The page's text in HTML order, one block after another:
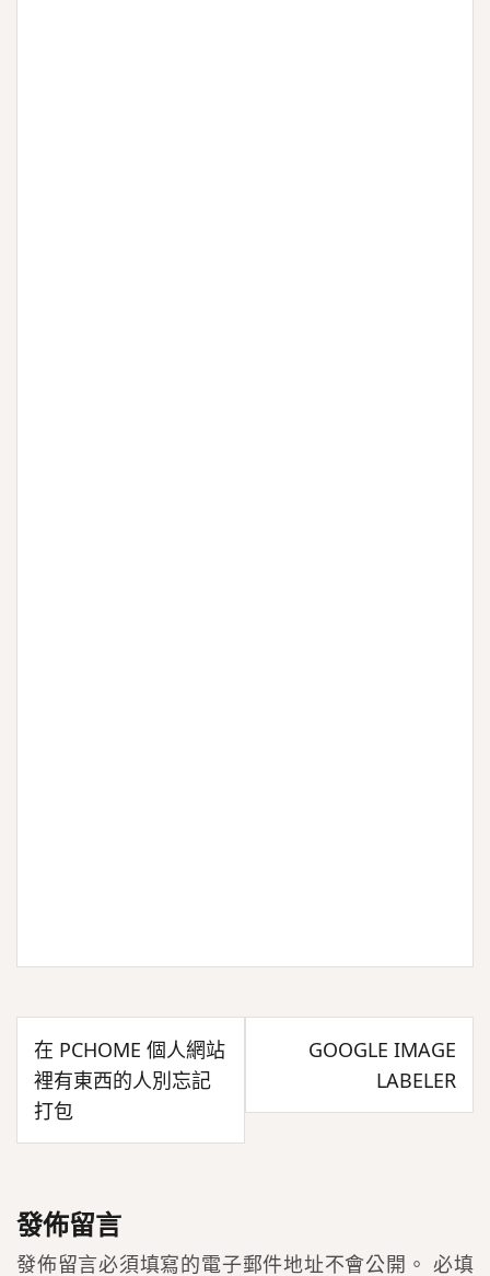
文
章
導
覽
在 PCHOME 個人網站
裡有東西的人別忘記
打包
GOOGLE IMAGE
LABELER
發佈留言
發佈留言必須填寫的電子郵件地址不會公開。 必填